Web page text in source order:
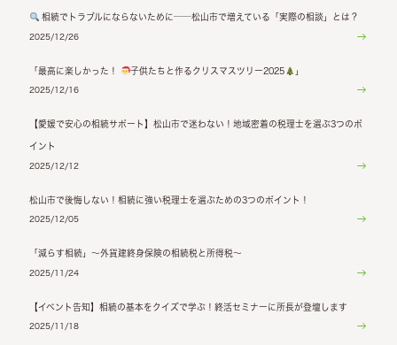
相続でトラブルにならないために──松山市で増えている「実際の相談」とは？
2025/12/26
「最高に楽しかった！ 子供たちと作るクリスマスツリー2025 」
2025/12/16
【愛媛で安心の相続サポート】松山市で迷わない！地域密着の税理士を選ぶ3つのポ
イント
2025/12/12
松山市で後悔しない！相続に強い税理士を選ぶための3つのポイント！
2025/12/05
「減らす相続」～外貨建終身保険の相続税と所得税～
2025/11/24
【イベント告知】相続の基本をクイズで学ぶ！終活セミナーに所長が登壇します
2025/11/18